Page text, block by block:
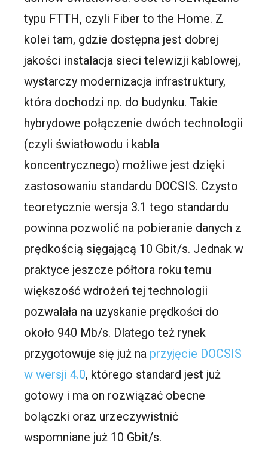
typu FTTH, czyli Fiber to the Home. Z
kolei tam, gdzie dostępna jest dobrej
jakości instalacja sieci telewizji kablowej,
wystarczy modernizacja infrastruktury,
która dochodzi np. do budynku. Takie
hybrydowe połączenie dwóch technologii
(czyli światłowodu i kabla
koncentrycznego) możliwe jest dzięki
zastosowaniu standardu DOCSIS. Czysto
teoretycznie wersja 3.1 tego standardu
powinna pozwolić na pobieranie danych z
prędkością sięgającą 10 Gbit/s. Jednak w
praktyce jeszcze półtora roku temu
większość wdrożeń tej technologii
pozwalała na uzyskanie prędkości do
około 940 Mb/s. Dlatego też rynek
przygotowuje się już na przyjęcie DOCSIS
w wersji 4.0, którego standard jest już
gotowy i ma on rozwiązać obecne
bolączki oraz urzeczywistnić
wspomniane już 10 Gbit/s.